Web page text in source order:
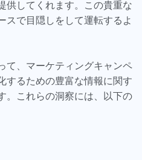
供してくれます。この貴重な
スで目隠しをして運転するよ
て、マーケティングキャンペ
するための豊富な情報に関す
。これらの洞察には、以下の